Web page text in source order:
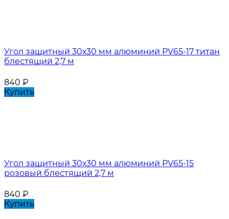
Угол защитный 30х30 мм алюминий PV65-17 титан
блестящий 2,7 м
840 ₽
Купить
Угол защитный 30х30 мм алюминий PV65-15
розовый блестящий 2,7 м
840 ₽
Купить